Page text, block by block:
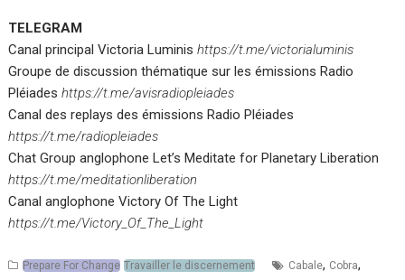
TELEGRAM
Canal principal Victoria Luminishttps://t.me/victorialuminis
Groupe de discussion thématique sur les émissions Radio
Pléiadeshttps://t.me/avisradiopleiades
Canal des replays des émissions Radio Pléiades
https://t.me/radiopleiades
Chat Group anglophone Let’s Meditate for Planetary Liberation
https://t.me/meditationliberation
Canal anglophone Victory Of The Light
https://t.me/Victory_Of_The_Light
Prepare For Change Travailler le discernement Cabale, Cobra,